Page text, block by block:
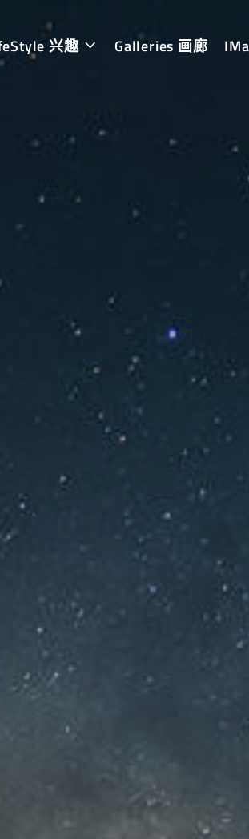
兴趣 Galleries 画廊